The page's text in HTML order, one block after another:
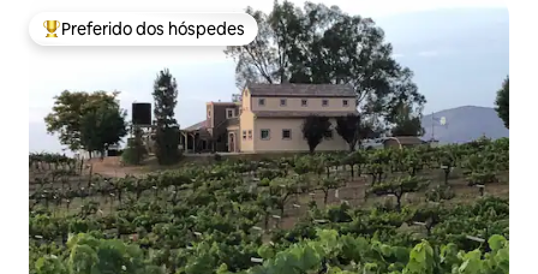
Entre os melhores preferidos dos hóspedes
Preferido dos hóspedes